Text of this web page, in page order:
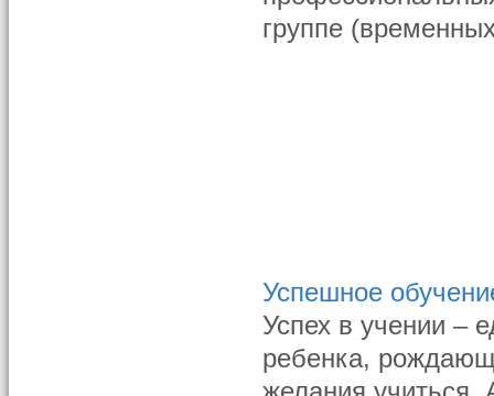
группе
Успешное
Успех в учении –
ребенка,